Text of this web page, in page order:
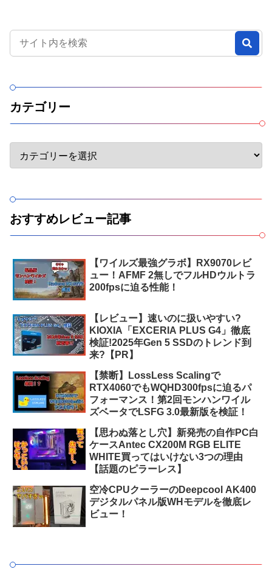
カテゴリー
おすすめレビュー記事
【ワイルズ最強グラボ】RX9070レビ
ュー！AFMF 2無しでフルHDウルトラ
200fpsに迫る性能！
【レビュー】速いのに扱いやすい?
KIOXIA「EXCERIA PLUS G4」徹底
検証!2025年Gen 5 SSDのトレンド到
来?【PR】
【禁断】LossLess Scalingで
RTX4060でもWQHD300fpsに迫るパ
フォーマンス！第2回モンハンワイル
ズベータでLSFG 3.0最新版を検証！
【思わぬ落とし穴】新発売の自作PC白
ケースAntec CX200M RGB ELITE
WHITE買ってはいけない3つの理由
【話題のピラーレス】
空冷CPUクーラーのDeepcool AK400
デジタルパネル版WHモデルを徹底レ
ビュー！